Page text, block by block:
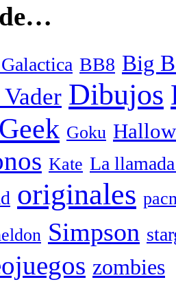
de…
BB8 Big
Dibujos
Geek Goku
Kate La
originales
Simpson
zombies